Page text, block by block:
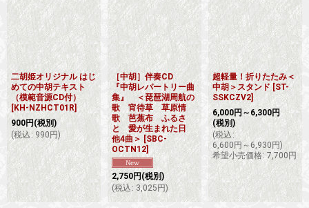
二胡姫オリジナル はじ
めての中胡テキスト
（模範音源CD付）
[KH-NZHCT01R]
900円(税別)
(税込: 990円)
［中胡］伴奏CD
『中胡レパートリー曲
集』 ＜琵琶湖周航の
歌 宵待草 草原情
歌 芭蕉布 ふるさ
と 愛が生まれた日
他4曲＞ [SBC-
OCTN12]
2,750円(税別)
(税込 : 3,025円)
超軽量！折りたたみ＜
中胡＞スタンド [ST-
SSKCZV2]
6,000円 ～6,300円
(税別)
(税込:
6,600円～6,930円)
希望小売価格: 7,700円